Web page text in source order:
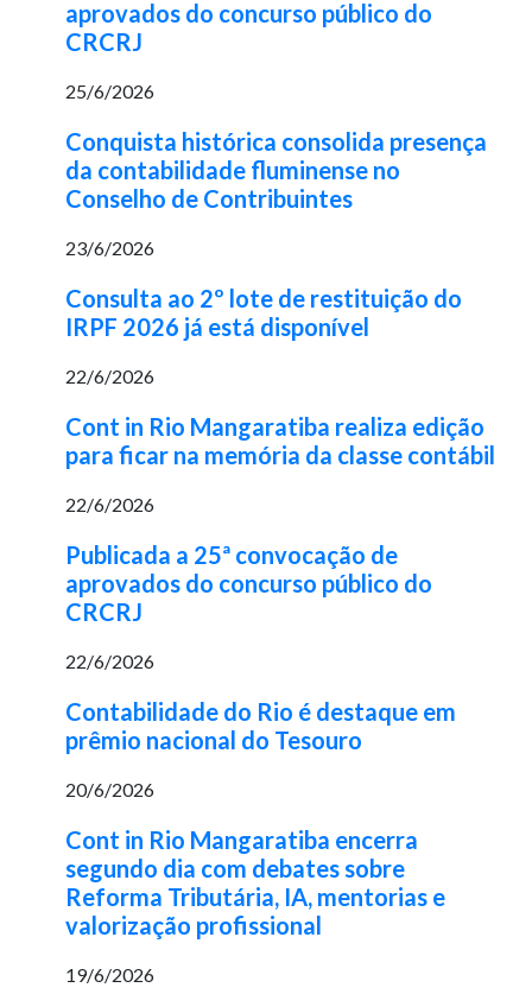
aprovados do concurso público do
CRCRJ
25/6/2026
Conquista histórica consolida presença
da contabilidade fluminense no
Conselho de Contribuintes
23/6/2026
Consulta ao 2º lote de restituição do
IRPF 2026 já está disponível
22/6/2026
Cont in Rio Mangaratiba realiza edição
para ficar na memória da classe contábil
22/6/2026
Publicada a 25ª convocação de
aprovados do concurso público do
CRCRJ
22/6/2026
Contabilidade do Rio é destaque em
prêmio nacional do Tesouro
20/6/2026
Cont in Rio Mangaratiba encerra
segundo dia com debates sobre
Reforma Tributária, IA, mentorias e
valorização profissional
19/6/2026